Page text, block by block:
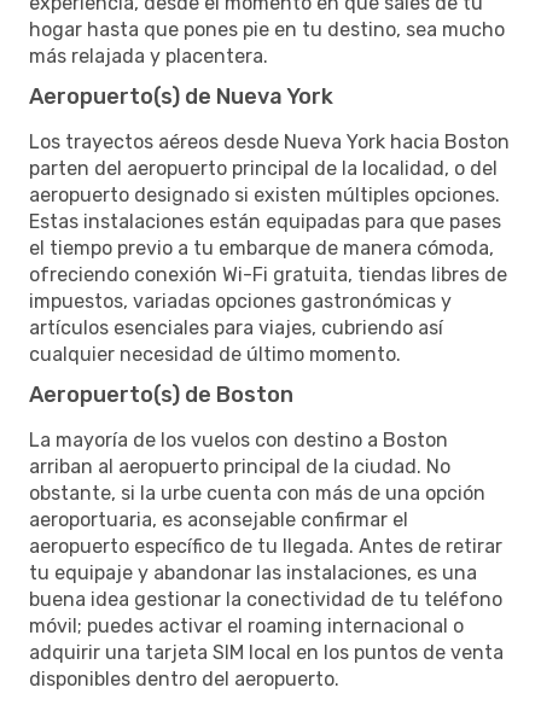
hogar hasta que pones pie en tu destino, sea mucho
más relajada y placentera.
Aeropuerto(s) de Nueva York
Los trayectos aéreos desde Nueva York hacia Boston
parten del aeropuerto principal de la localidad, o del
aeropuerto designado si existen múltiples opciones.
Estas instalaciones están equipadas para que pases
el tiempo previo a tu embarque de manera cómoda,
ofreciendo conexión Wi-Fi gratuita, tiendas libres de
impuestos, variadas opciones gastronómicas y
artículos esenciales para viajes, cubriendo así
cualquier necesidad de último momento.
Aeropuerto(s) de Boston
La mayoría de los vuelos con destino a Boston
arriban al aeropuerto principal de la ciudad. No
obstante, si la urbe cuenta con más de una opción
aeroportuaria, es aconsejable confirmar el
aeropuerto específico de tu llegada. Antes de retirar
tu equipaje y abandonar las instalaciones, es una
buena idea gestionar la conectividad de tu teléfono
móvil; puedes activar el roaming internacional o
adquirir una tarjeta SIM local en los puntos de venta
disponibles dentro del aeropuerto.